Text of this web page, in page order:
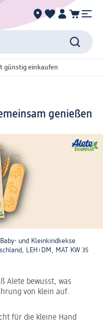
günstig einkaufen
genießen
und Kleinkindkekse
LEH+DM, MAT KW 35
Alete bewusst, was
von klein auf.
für die kleine Hand